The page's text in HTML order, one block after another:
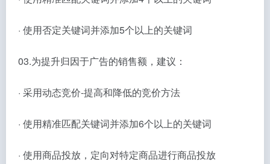
· 使用否定关键词并添加5个以上的关键词
03.为提升归因于广告的销售额，建议：
· 采用动态竞价-提高和降低的竞价方法
· 使用精准匹配关键词并添加6个以上的关键词
· 使用商品投放，定向对特定商品进行商品投放